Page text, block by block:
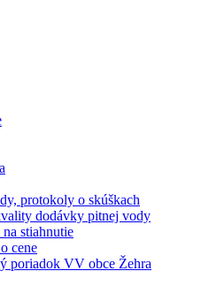
protokoly o skúškach
dodávky pitnej vody
stiahnutie
cene
poriadok VV obce Žehra